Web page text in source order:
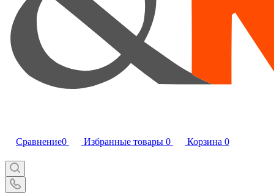
Сравнение0 Избранные товары 0 Корзина 0